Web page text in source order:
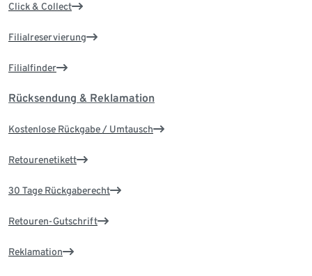
Click & Collect
Filialreservierung
Filialfinder
Rücksendung & Reklamation
Kostenlose Rückgabe / Umtausch
Retourenetikett
30 Tage Rückgaberecht
Retouren-Gutschrift
Reklamation